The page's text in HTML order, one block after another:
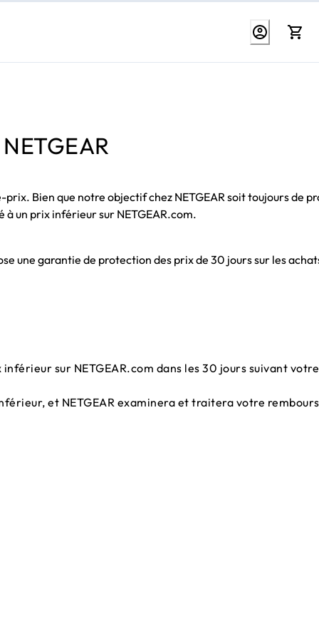
Bien que notre objectif chez NETGEAR soit toujours de
un prix inférieur sur NETGEAR.com.
une garantie de protection des prix de 30 jours sur les
sur NETGEAR.com dans les 30 jours suivant
et NETGEAR examinera et traitera votre